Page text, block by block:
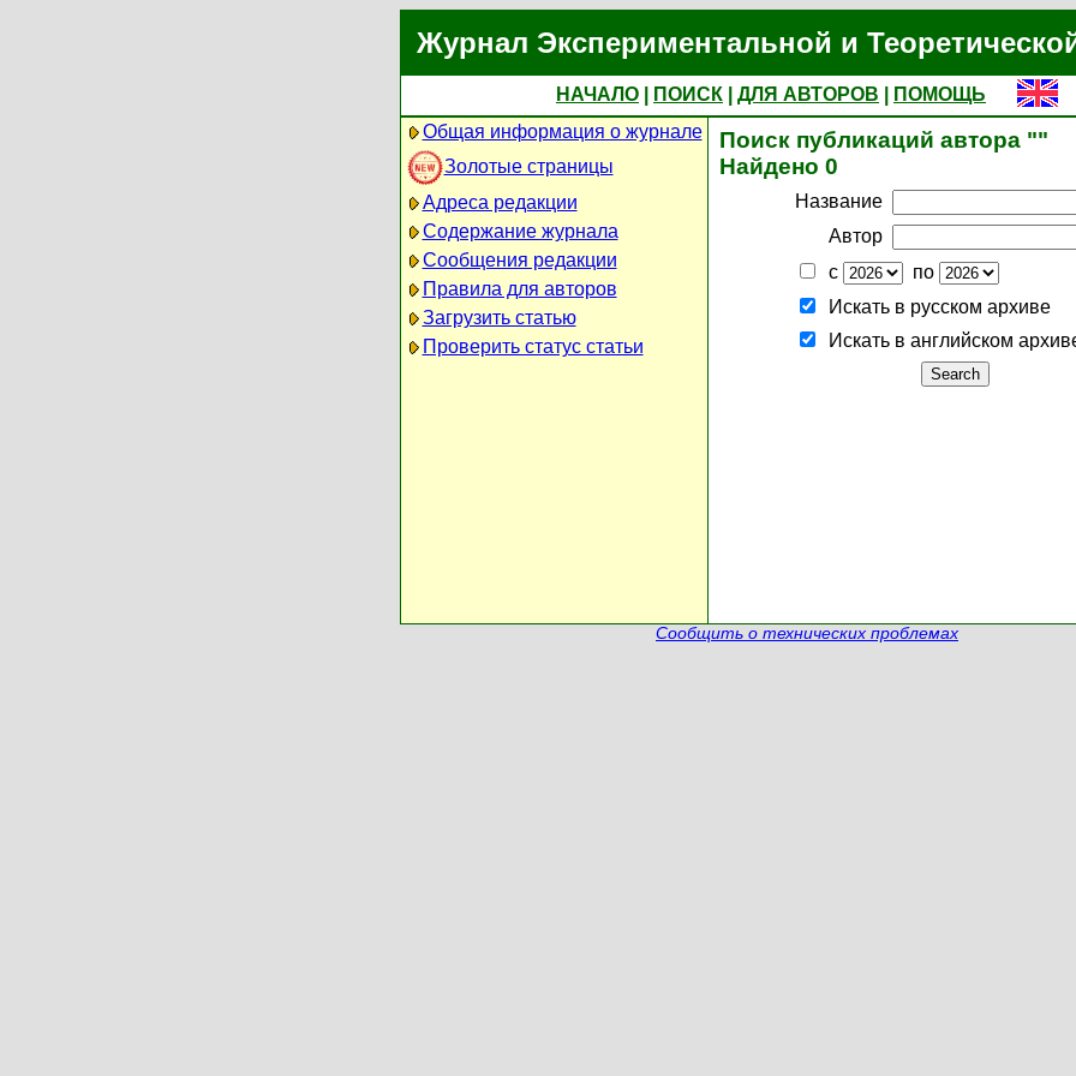
Журнал Экспериментальной и
НАЧАЛО ПОИСК ДЛЯ АВТОРОВ
ПОМОЩЬ
Общая информация о журнале
Золотые страницы
Адреса редакции
Содержание журнала
Сообщения редакции
Правила для авторов
Загрузить статью
Проверить статус статьи
Поиск публикаций автора ""
Найдено 0
Название
Автор
с
по
Искать в русском архиве
Искать в английском
Сообщить о технических проблемах